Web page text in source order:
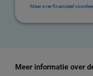
Meer over financieel voordeel
Meer informatie over